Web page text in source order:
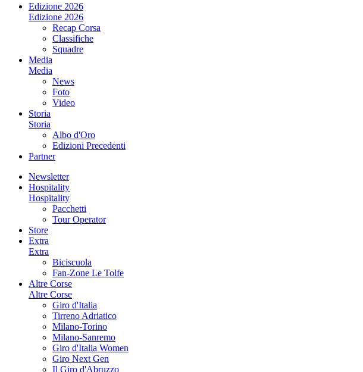
Edizione 2026
Edizione 2026
Recap Corsa
Classifiche
Squadre
Media
Media
News
Foto
Video
Storia
Storia
Albo d'Oro
Edizioni Precedenti
Partner
Newsletter
Hospitality
Hospitality
Pacchetti
Tour Operator
Store
Extra
Extra
Biciscuola
Fan-Zone Le Tolfe
Altre Corse
Altre Corse
Giro d'Italia
Tirreno Adriatico
Milano-Torino
Milano-Sanremo
Giro d'Italia Women
Giro Next Gen
Il Giro d'Abruzzo